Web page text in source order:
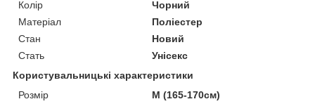
Колір
Чорний
Матеріал
Поліестер
Стан
Новий
Стать
Унісекс
Користувальницькі характеристики
Розмір
M (165-170см)